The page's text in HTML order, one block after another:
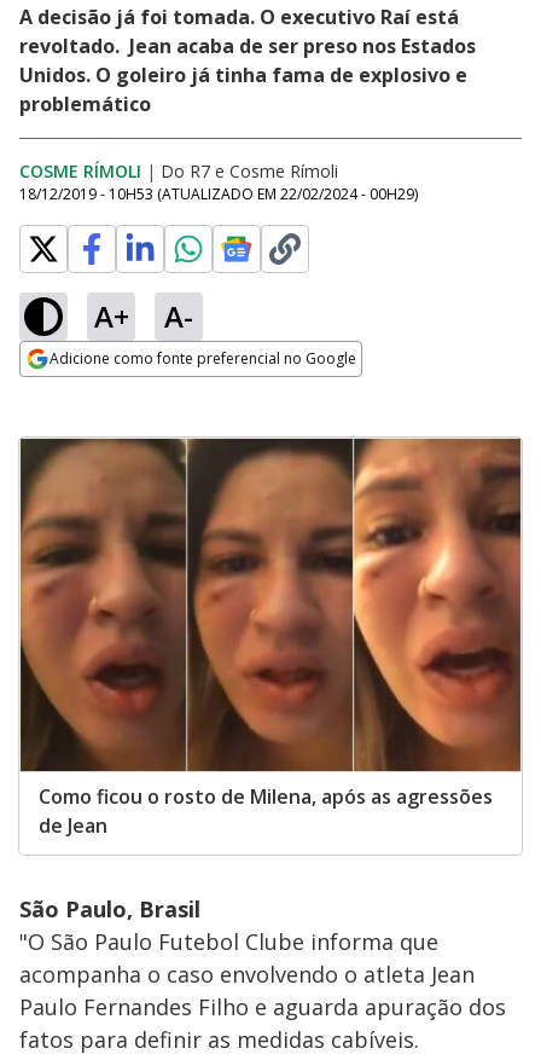
A decisão já foi tomada. O executivo Raí está
revoltado. Jean acaba de ser preso nos Estados
Unidos. O goleiro já tinha fama de explosivo e
problemático
COSME RÍMOLI | Do R7 e Cosme Rímoli
18/12/2019 - 10H53 (ATUALIZADO EM 22/02/2024 - 00H29)
A+ A-
Adicione como fonte preferencial no Google
Como ficou o rosto de Milena, após as agressões
de Jean
São Paulo, Brasil
"O São Paulo Futebol Clube informa que
acompanha o caso envolvendo o atleta Jean
Paulo Fernandes Filho e aguarda apuração dos
fatos para definir as medidas cabíveis.